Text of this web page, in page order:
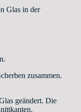
Glas in der
zusammen.
geändert. Die